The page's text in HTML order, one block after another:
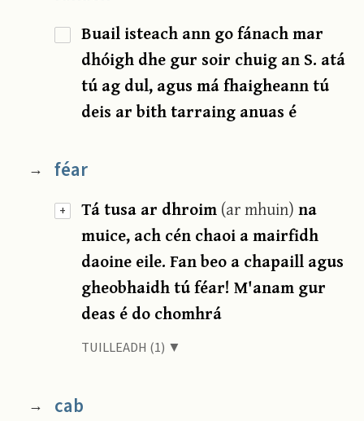
Buail isteach ann go fánach mar
dhóigh dhe gur soir chuig an S. atá
tú ag dul, agus má fhaigheann tú
deis ar bith tarraing anuas é
+
→ féar
Tá tusa ar dhroim(ar mhuin)na
muice, ach cén chaoi a mairfidh
daoine eile. Fan beo a chapaill agus
gheobhaidh tú féar! M'anam gur
deas é do chomhrá
TUILLEADH (1) ▼
→ cab